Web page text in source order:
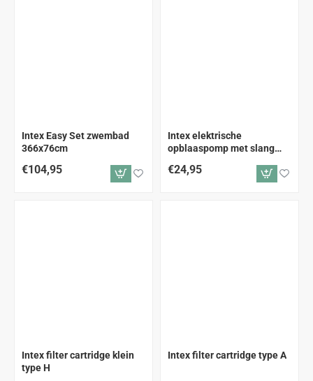
Intex Easy Set zwembad
366x76cm
€104,95
Intex elektrische
opblaaspomp met slang
€24,95
Intex filter cartridge klein
type H
Intex filter cartridge type A